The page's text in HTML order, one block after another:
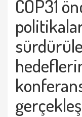
COP31